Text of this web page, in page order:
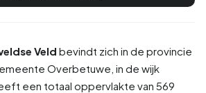
Veld bevindt zich in de provincie
Overbetuwe , in de wijk
een totaal oppervlakte van 569